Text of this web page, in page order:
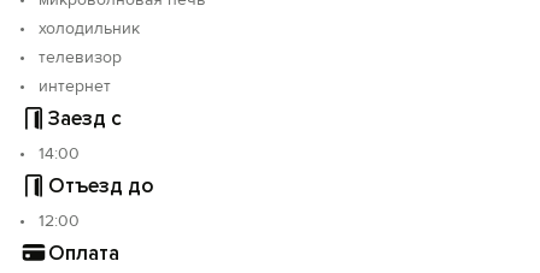
холодильник
телевизор
интернет
Заезд с
14:00
Отъезд до
12:00
Оплата